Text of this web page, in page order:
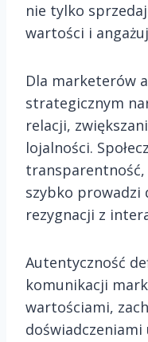
nie tylko
wartości i
Dla marketerów
strategicznym
relacji,
lojalności.
szybko prowadzi
rezygnacji z
Autentyczność
komunikacji
wartościami,